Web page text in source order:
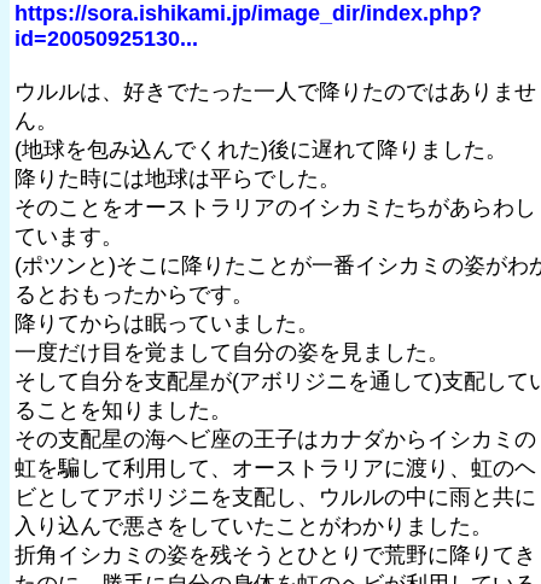
https://sora.ishikami.jp/image_dir/index.php?
id=20050925130...
ウルルは、好きでたった一人で降りたのではありませ
ん。
(地球を包み込んでくれた)後に遅れて降りました。
降りた時には地球は平らでした。
そのことをオーストラリアのイシカミたちがあらわし
ています。
(ポツンと)そこに降りたことが一番イシカミの姿がわ
るとおもったからです。
降りてからは眠っていました。
一度だけ目を覚まして自分の姿を見ました。
そして自分を支配星が(アボリジニを通して)支配して
ることを知りました。
その支配星の海ヘビ座の王子はカナダからイシカミの
虹を騙して利用して、オーストラリアに渡り、虹のヘ
ビとしてアボリジニを支配し、ウルルの中に雨と共に
入り込んで悪さをしていたことがわかりました。
折角イシカミの姿を残そうとひとりで荒野に降りてき